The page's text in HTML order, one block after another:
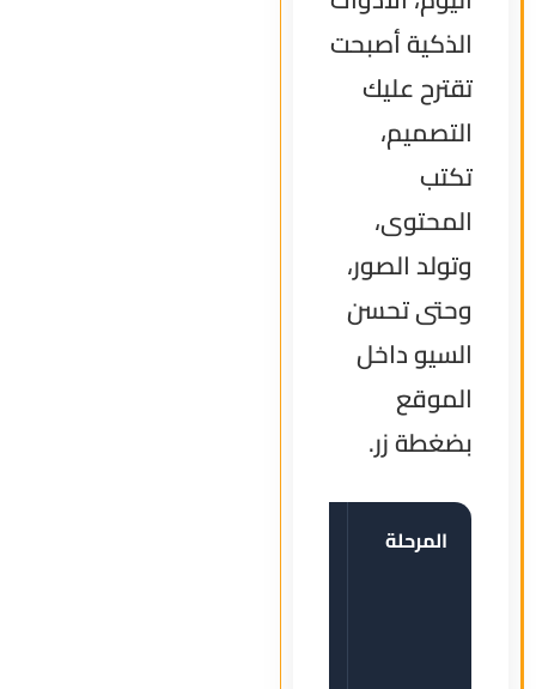
الذكية أصبحت
تقترح عليك
التصميم،
تكتب
المحتوى،
وتولد الصور،
وحتى تحسن
السيو داخل
الموقع
بضغطة زر.
المرحلة